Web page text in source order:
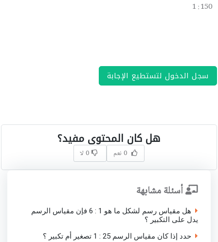
150 : 1
سجل الدخول لتستطيع الإجابة
هل كان المحتوى مفيد؟
0 نعم 0 لا
أسئلة مشابهة
هل مقياس رسم لشكل ما هو 1 : 6 فإن مقياس الرسم
يدل على التكبير ؟
حدد إذا كان مقياس الرسم 25 : 1 تصغير أم تكبير ؟